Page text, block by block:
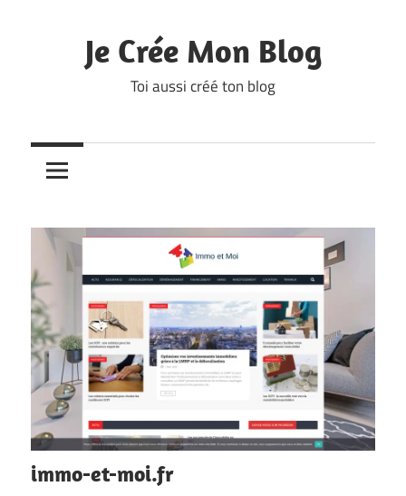
Je Crée Mon Blog
Toi aussi créé ton blog
immo-et-moi.fr